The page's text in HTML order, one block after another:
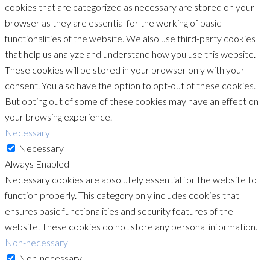
cookies that are categorized as necessary are stored on your
browser as they are essential for the working of basic
functionalities of the website. We also use third-party cookies
that help us analyze and understand how you use this website.
These cookies will be stored in your browser only with your
consent. You also have the option to opt-out of these cookies.
But opting out of some of these cookies may have an effect on
your browsing experience.
Necessary
Necessary
Always Enabled
Necessary cookies are absolutely essential for the website to
function properly. This category only includes cookies that
ensures basic functionalities and security features of the
website. These cookies do not store any personal information.
Non-necessary